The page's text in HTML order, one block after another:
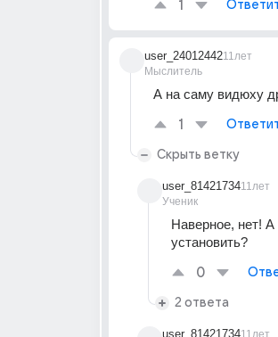
1
user_24012442
Мыслитель
11лет
А на саму видюху
1
Скрыть ветку
user_81421734
Ученик
11лет
Наверное, нет! А
установить?
0
2 ответа
user_8142173411лет